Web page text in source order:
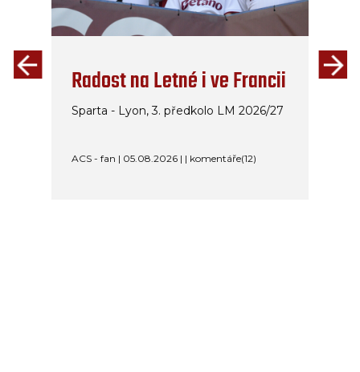
Radost na Letné i ve Francii
Sparta - Lyon, 3. předkolo LM 2026/27
ACS - fan | 05.08.2026 | | komentáře(12)